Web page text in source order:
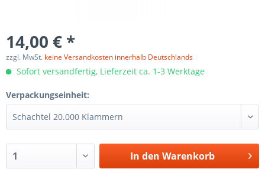
14,00 € *
zzgl. MwSt. keine Versandkosten innerhalb Deutschlands
Sofort versandfertig, Lieferzeit ca. 1-3 Werktage
Verpackungseinheit:
In den Warenkorb